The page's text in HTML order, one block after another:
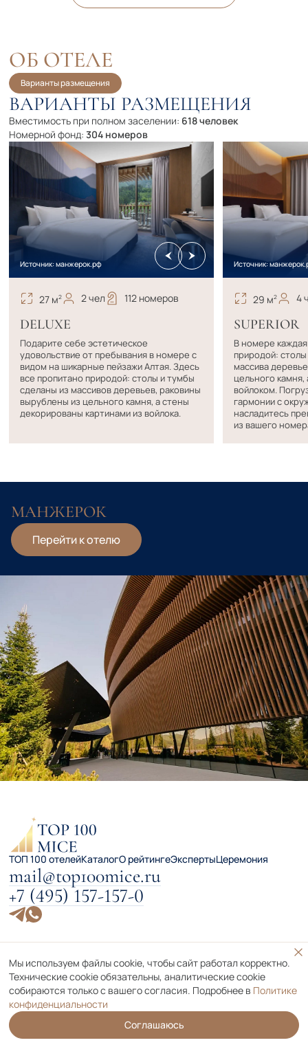
ОБ ОТЕЛЕ
Варианты размещения
ВАРИАНТЫ РАЗМЕЩЕНИЯ
Вместимость при полном заселении: 618 человек
Номерной фонд: 304 номеров
Источник: манжерок.рф
27 м2 2 чел 112 номеров
DELUXE
Подарите себе эстетическое
удовольствие от пребывания в номере с
видом на шикарные пейзажи Алтая. Здесь
все пропитано природой: столы и тумбы
сделаны из массивов деревьев, раковины
вырублены из цельного камня, а стены
декорированы картинами из войлока.
Источник:
29 м2 4
SUPERIOR
В номере
природой:
массива
цельного
войлоком.
гармонии с
насладитесь
из вашего
МАНЖЕРОК
Перейти к отелю
Мы используем файлы cookie, чтобы сайт работал корректно.
Технические cookie обязательны, аналитические cookie
собираются только с вашего согласия. Подробнее в Политике
конфиденциальности
Соглашаюсь
ТОП 100 отелейКаталогО рейтингеЭкспертыЦеремония
mail@top100mice.ru
+7 (495) 157-157-0
Информация, опубликованная на сайте, не предназначена
для использования физическими лицами.
Сайт может содержать информацию, не предназначенную
для лиц младше 18 лет.
Политика конфиденциальности
Пользовательское соглашение